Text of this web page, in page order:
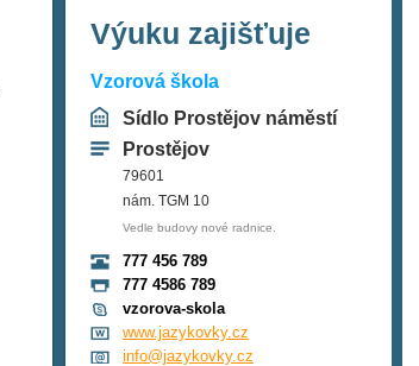
Výuku zajišťuje
Vzorová škola
Sídlo Prostějov náměstí
Prostějov
79601
nám. TGM 10
Vedle budovy nové radnice.
777 456 789
777 4586 789
vzorova-skola
www.jazykovky.cz
info@jazykovky.cz